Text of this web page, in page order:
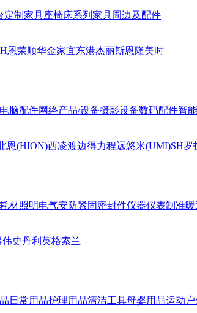
定制家具座椅床系列 家具周边及配件
恩荣顺华金家宜东港杰丽斯恩隆美时
电脑配件网络产品/设备摄影设备数码配件智
恩(HION)西凌渡边得力程远悠米(UMI)SH罗
材照明电气安防紧固密封件仪器仪表制准暖
伟史丹利 英格索兰
日常用品护理用品清洁工具母婴用品运动户